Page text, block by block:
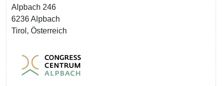
Alpbach 246
6236 Alpbach
Tirol, Österreich